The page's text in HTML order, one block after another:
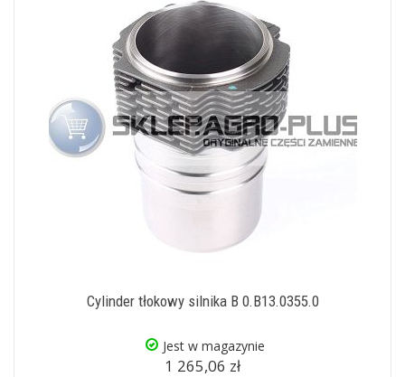
Cylinder tłokowy silnika B 0.B13.0355.0
Jest w magazynie
1 265,06 zł